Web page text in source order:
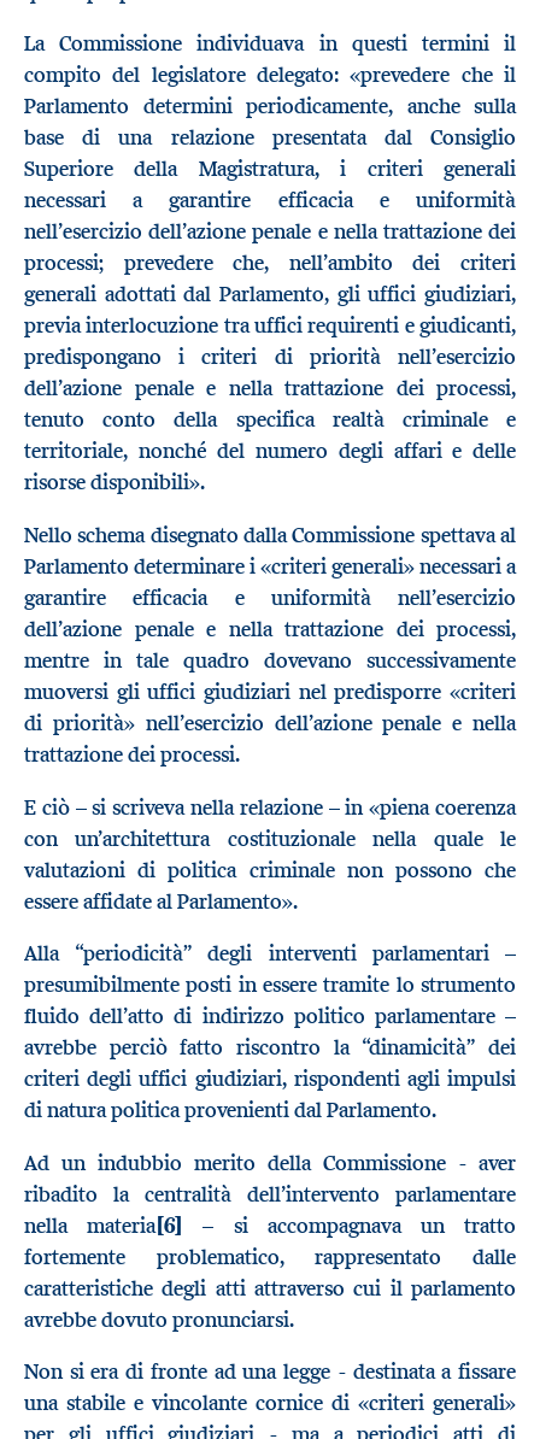
La Commissione individuava in questi termini il
compito del legislatore delegato: «prevedere che il
Parlamento determini periodicamente, anche sulla
base di una relazione presentata dal Consiglio
Superiore della Magistratura, i criteri generali
necessari a garantire efficacia e uniformità
nell’esercizio dell’azione penale e nella trattazione dei
processi; prevedere che, nell’ambito dei criteri
generali adottati dal Parlamento, gli uffici giudiziari,
previa interlocuzione tra uffici requirenti e giudicanti,
predispongano i criteri di priorità nell’esercizio
dell’azione penale e nella trattazione dei processi,
tenuto conto della specifica realtà criminale e
territoriale, nonché del numero degli affari e delle
risorse disponibili».
Nello schema disegnato dalla Commissione spettava al
Parlamento determinare i «criteri generali» necessari a
garantire efficacia e uniformità nell’esercizio
dell’azione penale e nella trattazione dei processi,
mentre in tale quadro dovevano successivamente
muoversi gli uffici giudiziari nel predisporre «criteri
di priorità» nell’esercizio dell’azione penale e nella
trattazione dei processi.
E ciò – si scriveva nella relazione – in «piena coerenza
con un’architettura costituzionale nella quale le
valutazioni di politica criminale non possono che
essere affidate al Parlamento».
Alla “periodicità” degli interventi parlamentari –
presumibilmente posti in essere tramite lo strumento
fluido dell’atto di indirizzo politico parlamentare –
avrebbe perciò fatto riscontro la “dinamicità” dei
criteri degli uffici giudiziari, rispondenti agli impulsi
di natura politica provenienti dal Parlamento.
Ad un indubbio merito della Commissione - aver
ribadito la centralità dell’intervento parlamentare
nella materia[6]
– si accompagnava un tratto
fortemente problematico, rappresentato dalle
caratteristiche degli atti attraverso cui il parlamento
avrebbe dovuto pronunciarsi.
Non si era di fronte ad una legge - destinata a fissare
una stabile e vincolante cornice di «criteri generali»